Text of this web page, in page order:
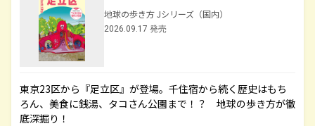
地球の歩き方 Jシリーズ（国内）
2026.09.17 発売
東京23区から『足立区』が登場。千住宿から続く歴史はもち
ろん、美食に銭湯、タコさん公園まで！？ 地球の歩き方が徹
底深掘り！